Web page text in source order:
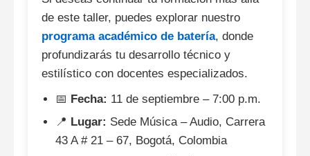
de este taller, puedes explorar nuestro
programa académico de batería, donde
profundizarás tu desarrollo técnico y
estilístico con docentes especializados.
📅 Fecha: 11 de septiembre – 7:00 p.m.
📍 Lugar: Sede Música – Audio, Carrera
43 A # 21 – 67, Bogotá, Colombia